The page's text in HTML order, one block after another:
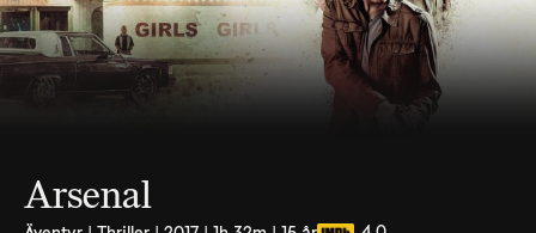
Arsenal